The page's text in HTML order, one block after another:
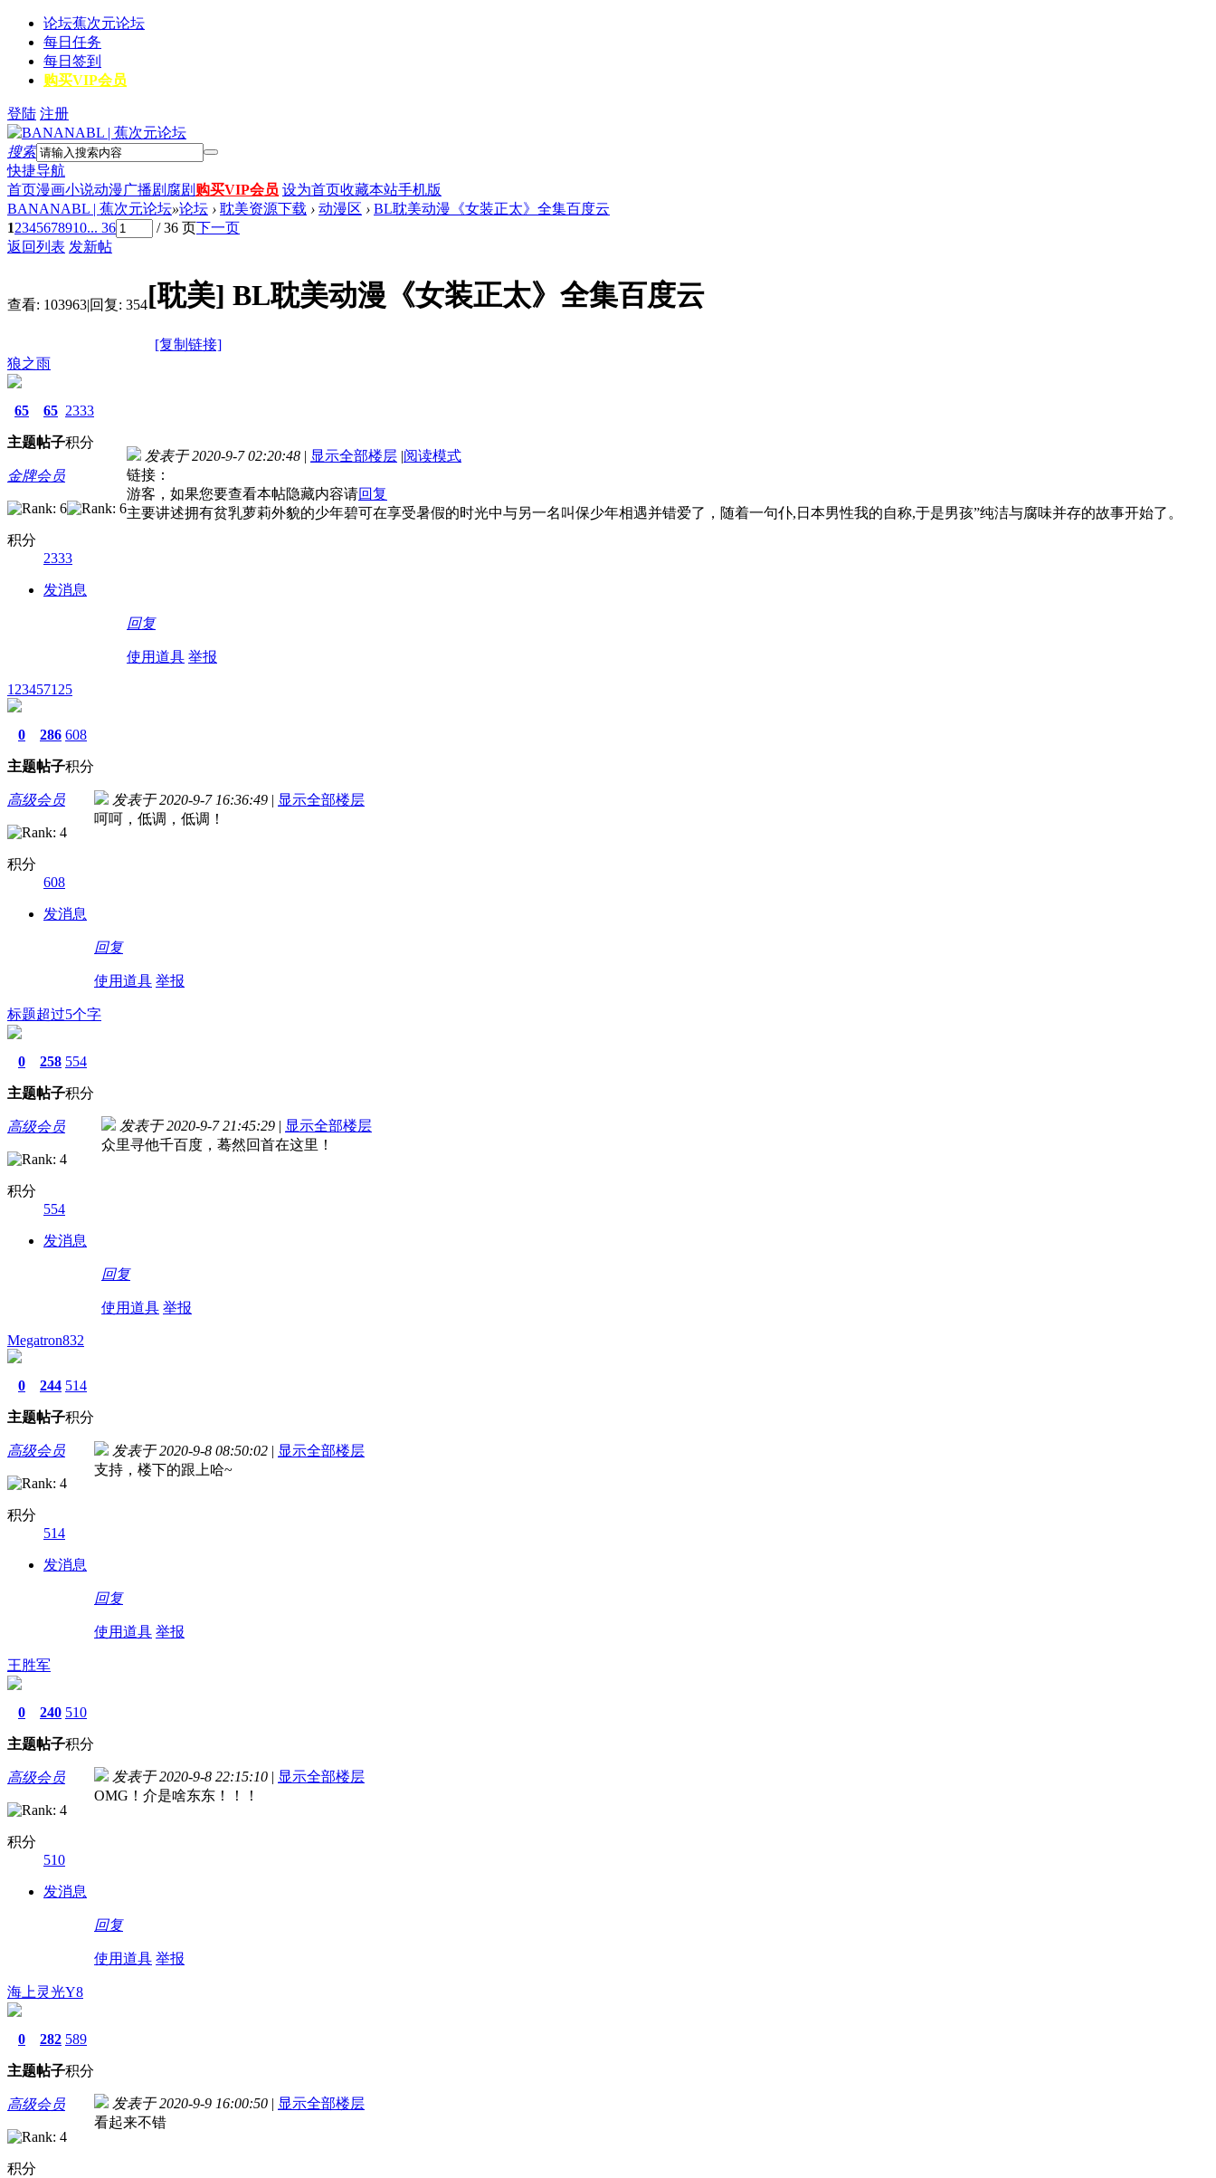
论坛蕉次元论坛
每日任务
每日签到
购买VIP会员
登陆 注册
搜索
快捷导航
首页漫画小说动漫广播剧 腐剧 购买VIP会员 设为首页收藏本站手机版
BANANABL | 蕉次元论坛»论坛 › 耽美资源下载 › 动漫区 › BL耽美动漫《女装正太》全集百度云
12345678910... 36 / 36 页下一页
返回列表 发新帖
查看: 103963|回复: 354[耽美] BL耽美动漫《女装正太》全集百度云
[复制链接]
狼之雨
65
主题
65
帖子
2333
积分
金牌会员
积分
2333
发消息
发表于 2020-9-7 02:20:48 | 显示全部楼层 |阅读模式
链接：
游客，如果您要查看本帖隐藏内容请回复
主要讲述拥有贫乳萝莉外貌的少年碧可在享受暑假的时光中与另一名叫保少年相遇并错爱了，随着一句仆,日本男性我的自称,于是男孩”纯洁与腐味并存的故事开始了。
回复
使用道具 举报
123457125
0
主题
286
帖子
608
积分
高级会员
积分
608
发消息
发表于 2020-9-7 16:36:49 | 显示全部楼层
呵呵，低调，低调！
回复
使用道具 举报
标题超过5个字
0
主题
258
帖子
554
积分
高级会员
积分
554
发消息
发表于 2020-9-7 21:45:29 | 显示全部楼层
众里寻他千百度，蓦然回首在这里！
回复
使用道具 举报
Megatron832
0
主题
244
帖子
514
积分
高级会员
积分
514
发消息
发表于 2020-9-8 08:50:02 | 显示全部楼层
支持，楼下的跟上哈~
回复
使用道具 举报
王胜军
0
主题
240
帖子
510
积分
高级会员
积分
510
发消息
发表于 2020-9-8 22:15:10 | 显示全部楼层
OMG！介是啥东东！！！
回复
使用道具 举报
海上灵光Y8
0
主题
282
帖子
589
积分
高级会员
积分
发表于 2020-9-9 16:00:50 | 显示全部楼层
看起来不错